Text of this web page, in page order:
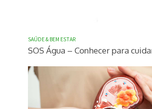
SAÚDE & BEM ESTAR
SOS Água – Conhecer para